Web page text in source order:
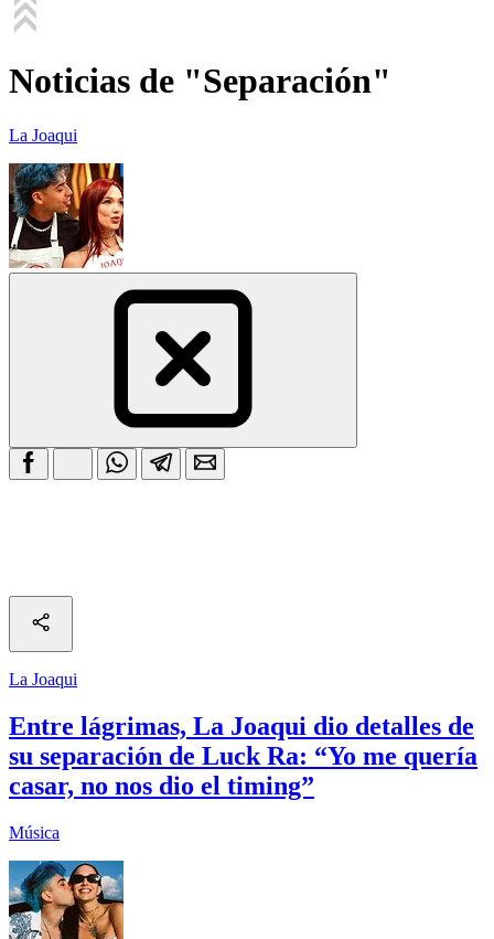
Noticias de "Separación"
La Joaqui
La Joaqui
Entre lágrimas, La Joaqui dio detalles de
su separación de Luck Ra: “Yo me quería
casar, no nos dio el timing”
Música